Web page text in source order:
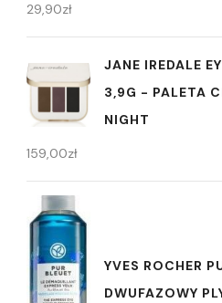
29,90zł
JANE IREDALE
3,9G - PALETA
NIGHT
159,00zł
YVES ROCHER
DWUFAZOWY